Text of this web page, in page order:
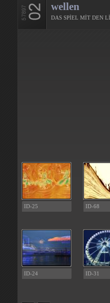
wellen
DAS SPİEL MİT DEN
ID-25 ID-68
ID-24 ID-31